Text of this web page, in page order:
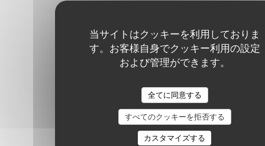
当サイトはクッキーを利用しておりま
す。お客様自身でクッキー利用の設定
および管理ができます。
全てに同意する
すべてのクッキーを拒否する
カスタマイズする